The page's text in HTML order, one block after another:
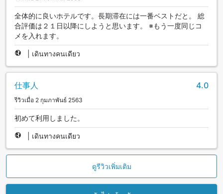
全体的に良いホテルです。長期滞在には一番ベストだと。 総
合評価は２１日以降にしようと思います。 ※もう一度同じコ
メを入れます。
เดินทางคนเดียว
仕事人 4.0
รีวิวเมื่อ 2 กุมภาพันธ์ 2563
初めて利用しました。
เดินทางคนเดียว
ดูรีวิวเพิ่มเติม